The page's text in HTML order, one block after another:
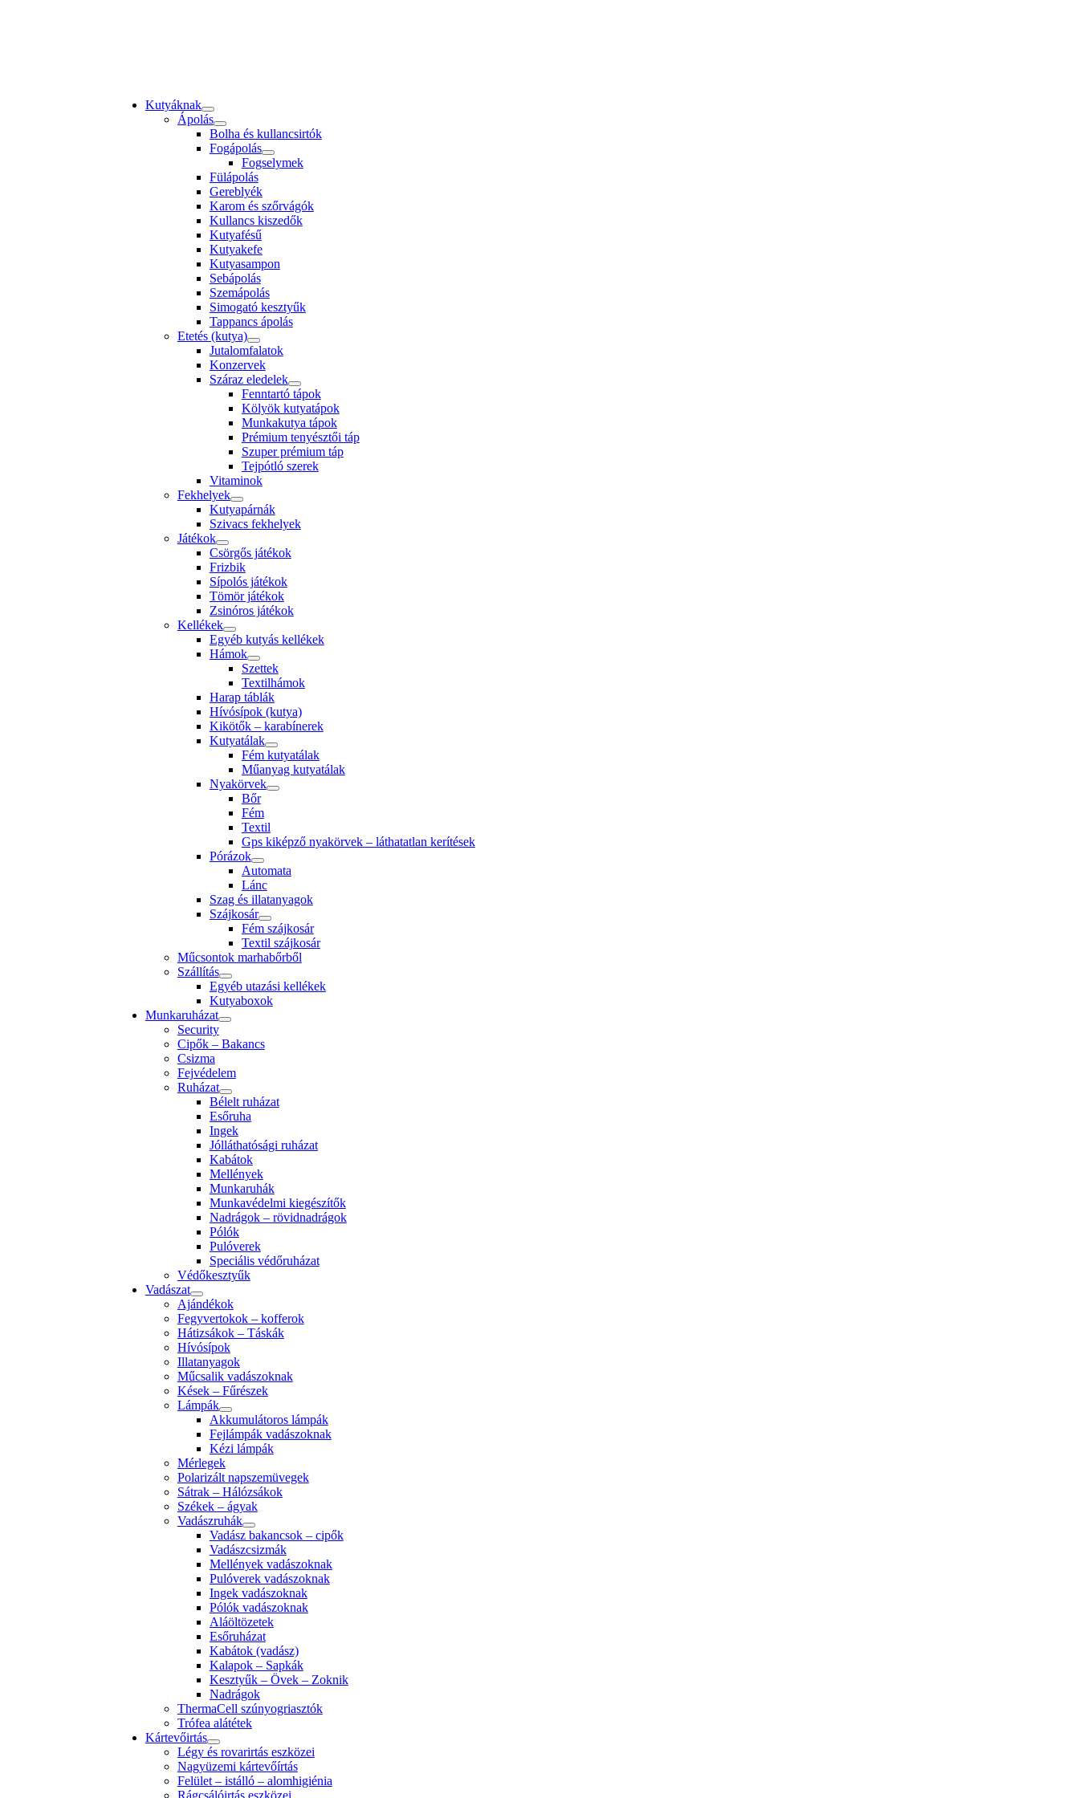
Kutyáknak
Ápolás
Bolha és kullancsirtók
Fogápolás
Fogselymek
Fülápolás
Gereblyék
Karom és szőrvágók
Kullancs kiszedők
Kutyafésű
Kutyakefe
Kutyasampon
Sebápolás
Szemápolás
Simogató kesztyűk
Tappancs ápolás
Etetés (kutya)
Jutalomfalatok
Konzervek
Száraz eledelek
Fenntartó tápok
Kölyök kutyatápok
Munkakutya tápok
Prémium tenyésztői táp
Szuper prémium táp
Tejpótló szerek
Vitaminok
Fekhelyek
Kutyapárnák
Szivacs fekhelyek
Játékok
Csörgős játékok
Frizbik
Sípolós játékok
Tömör játékok
Zsinóros játékok
Kellékek
Egyéb kutyás kellékek
Hámok
Szettek
Textilhámok
Harap táblák
Hívósípok (kutya)
Kikötők – karabínerek
Kutyatálak
Fém kutyatálak
Műanyag kutyatálak
Nyakörvek
Bőr
Fém
Textil
Gps kiképző nyakörvek – láthatatlan kerítések
Pórázok
Automata
Lánc
Szag és illatanyagok
Szájkosár
Fém szájkosár
Textil szájkosár
Műcsontok marhabőrből
Szállítás
Egyéb utazási kellékek
Kutyaboxok
Munkaruházat
Security
Cipők – Bakancs
Csizma
Fejvédelem
Ruházat
Bélelt ruházat
Esőruha
Ingek
Jólláthatósági ruházat
Kabátok
Mellények
Munkaruhák
Munkavédelmi kiegészítők
Nadrágok – rövidnadrágok
Pólók
Pulóverek
Speciális védőruházat
Védőkesztyűk
Vadászat
Ajándékok
Fegyvertokok – kofferok
Hátizsákok – Táskák
Hívósípok
Illatanyagok
Műcsalik vadászoknak
Kések – Fűrészek
Lámpák
Akkumulátoros lámpák
Fejlámpák vadászoknak
Kézi lámpák
Mérlegek
Polarizált napszemüvegek
Sátrak – Hálózsákok
Székek – ágyak
Vadászruhák
Vadász bakancsok – cipők
Vadászcsizmák
Mellények vadászoknak
Pulóverek vadászoknak
Ingek vadászoknak
Pólók vadászoknak
Aláöltözetek
Esőruházat
Kabátok (vadász)
Kalapok – Sapkák
Kesztyűk – Övek – Zoknik
Nadrágok
ThermaCell szúnyogriasztók
Trófea alátétek
Kártevőirtás
Légy és rovarirtás eszközei
Nagyüzemi kártevőírtás
Felület – istálló – alomhigiénia
Rágcsálóirtás eszközei